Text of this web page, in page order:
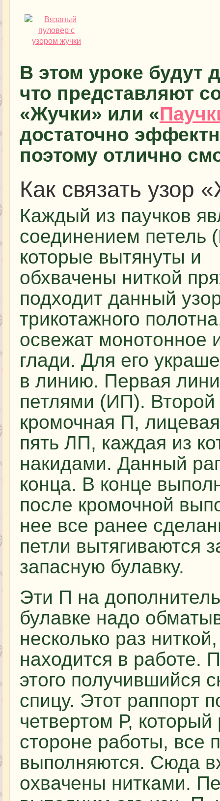
В этом уроке будут
что представляют
«Жучки» или «
достаточно
поэтому отлично
Как связать узор
Каждый из паучков
соединением петель
которые вытянуты и
обхвачены ниткой
подходит данный
трикотажного
освежат монотонное
глади. Для его
в линию. Первая
петлями (ИП). Второй
кромочная П,
пять ЛП, каждая из
накидами. Данный
конца. В конце
после кромочной
нее все ранее
петли вытягиваются
запасную булавку.
Эти П на
булавке надо
несколько раз
находится в работе.
этого получившийся
спицу. Этот раппорт
четвертом Р,
стороне работы, все
выполняются. Сюда
охвачены нитками.